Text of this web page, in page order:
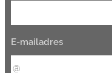
E-mailadres